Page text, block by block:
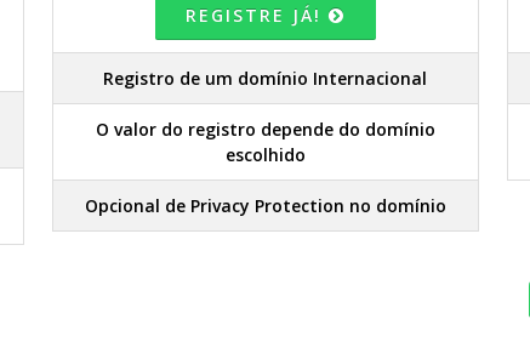
REGISTRE JÁ!
Registro de um domínio Internacional
O valor do registro depende do domínio
escolhido
Opcional de Privacy Protection no domínio